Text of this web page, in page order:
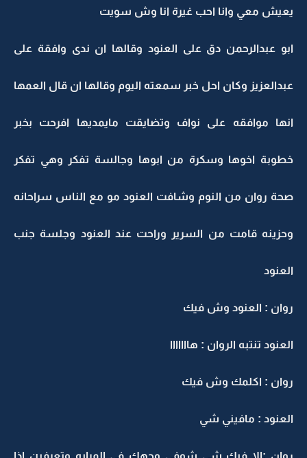
يعيش معي وانا احب غيرة انا وش سويت
ابو عبدالرحمن دق على العنود وقالها ان ندى وافقة على
عبدالعزيز وكان احل خبر سمعته اليوم وقالها ان قال العمها
انها موافقه على نواف وتضايقت مايمديها افرحت بخبر
خطوبة اخوها وسكرة من ابوها وجالسة تفكر وهي تفكر
صحة روان من النوم وشافت العنود مو مع الناس سراحانه
وحزينه قامت من السرير وراحت عند العنود وجلسة جنب
العنود
روان : العنود وش فيك
العنود تنتبه الروان : هااااااا
روان : اكلمك وش فيك
العنود : مافيني شي
روان :الا فيك شي شوفي وجهك في المرايه وتعرفين اذا